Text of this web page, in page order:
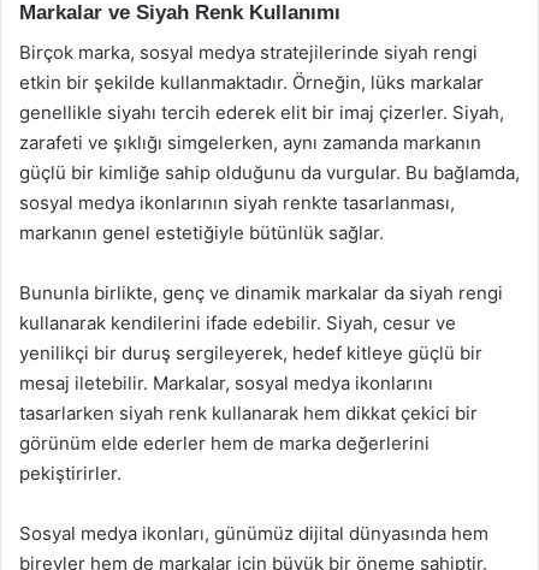
Markalar ve Siyah Renk Kullanımı
Birçok marka, sosyal medya stratejilerinde siyah rengi
etkin bir şekilde kullanmaktadır. Örneğin, lüks markalar
genellikle siyahı tercih ederek elit bir imaj çizerler. Siyah,
zarafeti ve şıklığı simgelerken, aynı zamanda markanın
güçlü bir kimliğe sahip olduğunu da vurgular. Bu bağlamda,
sosyal medya ikonlarının siyah renkte tasarlanması,
markanın genel estetiğiyle bütünlük sağlar.
Bununla birlikte, genç ve dinamik markalar da siyah rengi
kullanarak kendilerini ifade edebilir. Siyah, cesur ve
yenilikçi bir duruş sergileyerek, hedef kitleye güçlü bir
mesaj iletebilir. Markalar, sosyal medya ikonlarını
tasarlarken siyah renk kullanarak hem dikkat çekici bir
görünüm elde ederler hem de marka değerlerini
pekiştirirler.
Sosyal medya ikonları, günümüz dijital dünyasında hem
bireyler hem de markalar için büyük bir öneme sahiptir.